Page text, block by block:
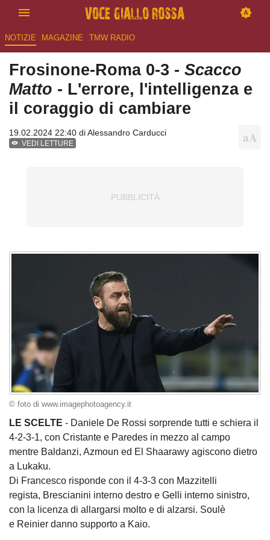
NOTIZIE MAGAZINE TMW RADIO
Frosinone-Roma 0-3 - Scacco
Matto - L'errore, l'intelligenza e
il coraggio di cambiare
19.02.2024 22:40 diAlessandro Carducci
VEDI LETTURE
© foto di www.imagephotoagency.it
LE SCELTE - Daniele De Rossi sorprende tutti e schiera il
4-2-3-1, con Cristante e Paredes in mezzo al campo
mentre Baldanzi, Azmoun ed El Shaarawy agiscono dietro
a Lukaku.
Di Francesco risponde con il 4-3-3 con Mazzitelli
regista, Brescianini interno destro e Gelli interno sinistro,
con la licenza di allargarsi molto e di alzarsi. Soulè
e Reinier danno supporto a Kaio.